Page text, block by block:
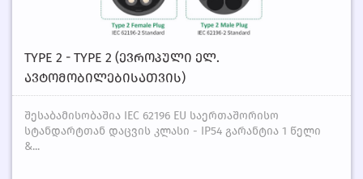
TYPE 2 - TYPE 2 (ᲔᲕᲠᲝᲞᲣᲚᲘ ᲔᲚ.
ᲐᲕᲢᲝᲛᲝᲑᲘᲚᲔᲑᲘᲡᲐᲗᲕᲘᲡ)
შესაბამისობაშია IEC 62196 EU საერთაშორისო
სტანდარტთან დაცვის კლასი - IP54 გარანტია 1 წელი
&...